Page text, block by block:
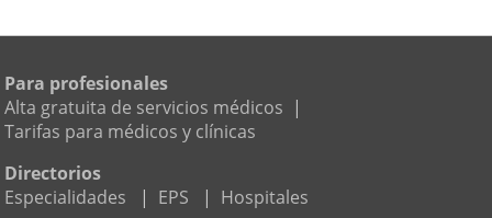
Para profesionales
Alta gratuita de servicios médicos |
Tarifas para médicos y clínicas
Directorios
Especialidades
| EPS | Hospitales